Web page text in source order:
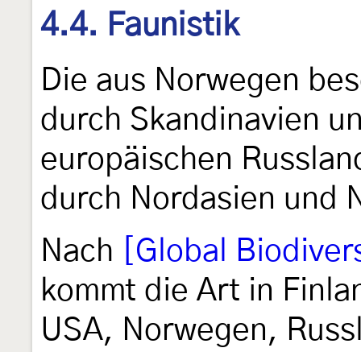
4.4. Faunistik
Die aus Norwegen
durch Skandinavien
europäischen
durch Nordasien und
Nach
[Global
kommt die Art in
USA, Norwegen,